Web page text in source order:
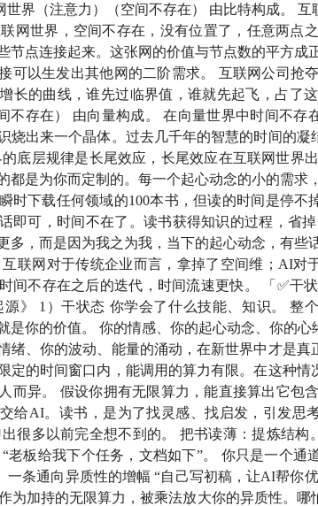
为「进一寸有进一寸的欢喜」
界里：原子世界、比特世界与向量世界
时代，稀缺的是心力
一条通向异质性的增幅，一条通向思考的撤离
：谁是谁的 agent？
联网时代，公司是一张网；AI 时代，公司在打
代处境，人迟早要回答一个问题：你往何处去？
复三次，我就要把它自动化
，他讨论的或许会是：一个人如何管理一万个
：1. 什么是不变的；2. 稀缺性转移到哪里了
世界（注意力）（空间不存在） 由比特构成。
网世界，空间不存在，没有位置了，任意两点
节点连接起来。这张网的价值与节点数的平方成
可以生发出其他网的二阶需求。 互联网公司抢
长的曲线，谁先过临界值，谁就先起飞，占了
不存在） 由向量构成。 在向量世界中时间不存
烧出来一个晶体。过去几千年的智慧的时间的凝
底层规律是长尾效应，长尾效应在互联网世界
都是为你而定制的。每一个起心动念的小的需求
时下载任何领域的100本书，但读的时间是停不
即可，时间不在了。读书获得知识的过程，省
多，而是因为我之为我，当下的起心动念，有些
联网对于传统企业而言，拿掉了空间维；AI对
间不存在之后的迭代，时间流速更快。 「✅干
源》 1）干状态 你学会了什么技能、知识。 整
是你的价值。 你的情感、你的起心动念、你的
绪、你的波动、能量的涌动，在新世界中才是真
定的时间窗口内，能调用的算力有限。在这种情
而异。 假设你拥有无限算力，能直接算出它包
给AI。读书，是为了找灵感、找启发，引发思
很多以前完全想不到的。 把书读薄：提炼结构
老板给我下个任务，文档如下”。 你只是一个通
一条通向异质性的增幅 “自己写初稿，让AI帮你
为加持的无限算力，被乘法放大你的异质性。哪